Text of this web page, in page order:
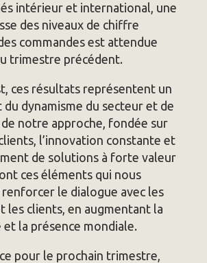
intérieur et international, une
des niveaux de chiffre
commandes est attendue
trimestre précédent.
ces résultats représentent un
du dynamisme du secteur et de
notre approche, fondée sur
l’innovation constante et
de solutions à forte valeur
ces éléments qui nous
le dialogue avec les
les clients, en augmentant la
la présence mondiale.
pour le prochain trimestre,